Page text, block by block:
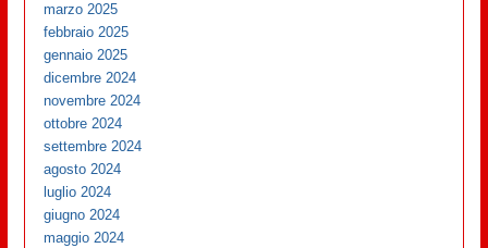
marzo 2025
febbraio 2025
gennaio 2025
dicembre 2024
novembre 2024
ottobre 2024
settembre 2024
agosto 2024
luglio 2024
giugno 2024
maggio 2024